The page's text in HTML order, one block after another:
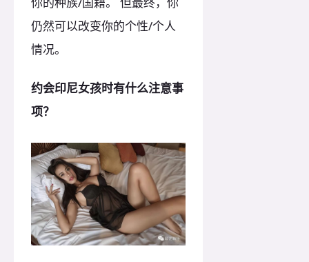
仍然可以改变你的个性/个人
情况。
约会印尼女孩时有什么注意事
项？